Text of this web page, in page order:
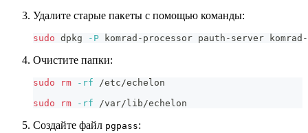
Удалите старые пакеты с помощью команды:
sudo dpkg -P komrad-processor pauth-server
Очистите папки:
sudo rm -rf /etc/echelon
sudo
rm -rf /var/lib/echelon
Создайте файл pgpass: